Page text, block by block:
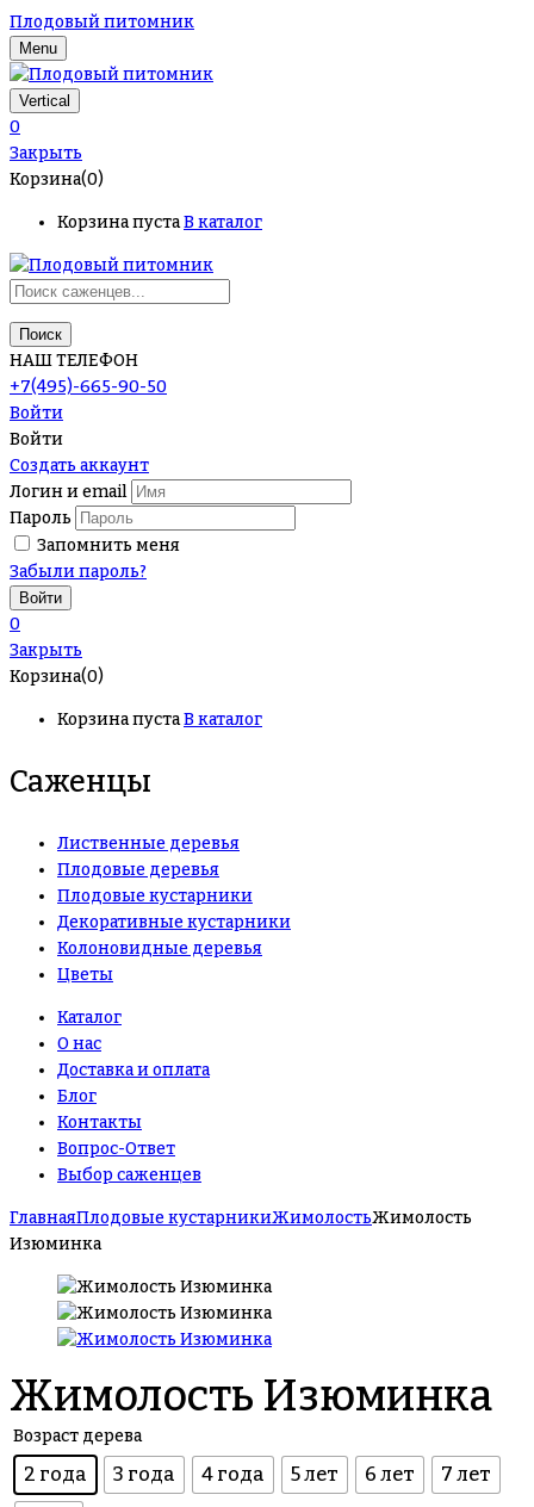
Плодовый питомник
Menu
Vertical
0
Закрыть
Корзина(0)
Корзина пустаВ каталог
Поиск
НАШ ТЕЛЕФОН
+7(495)-665-90-50
Войти
Войти
Создать аккаунт
Логин и email
Пароль
Запомнить меня
Забыли пароль?
0
Закрыть
Корзина(0)
Корзина пустаВ каталог
Саженцы
Лиственные деревья
Плодовые деревья
Плодовые кустарники
Декоративные кустарники
Колоновидные деревья
Цветы
Каталог
О нас
Доставка и оплата
Блог
Контакты
Вопрос-Ответ
Выбор саженцев
ГлавнаяПлодовые кустарникиЖимолостьЖимолость
Изюминка
Жимолость Изюминка
Возраст дерева
2 года 3 года 4 года 5 лет 6 лет
7 лет